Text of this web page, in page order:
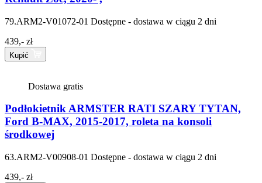
79.ARM2-V01072-01 Dostępne - dostawa w ciągu 2 dni
439,- zł
Kupić
Dostawa gratis
Podłokietnik ARMSTER RATI SZARY TYTAN,
Ford B-MAX, 2015-2017, roleta na konsoli
środkowej
63.ARM2-V00908-01 Dostępne - dostawa w ciągu 2 dni
439,- zł